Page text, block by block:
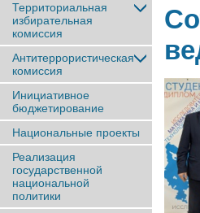
Территориальная
избирательная
комиссия
Антитеррористическая
комиссия
Инициативное
бюджетирование
Национальные проекты
Реализация
государственной
национальной
политики